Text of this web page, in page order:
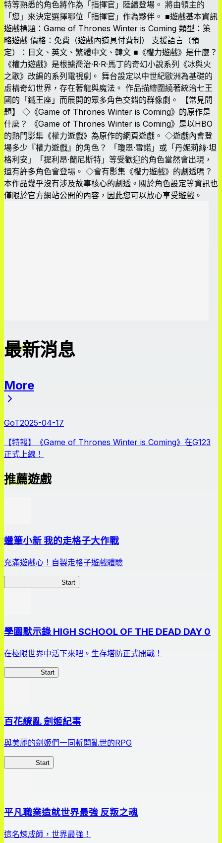
特等熟悉的角色將作為「指揮官」陸續登場。 將由領主的
「您」來決定選擇哪位「指揮官」作為夥伴。 ■遊戲基本資訊
遊戲標題：Game of Thrones Winter is Coming 類型：策
略遊戲 價格：免費（遊戲內道具付費制） 支援語言（預
定）：日文、英文、繁體中文、韓文 ■《權力遊戲》是什麼？
《權力遊戲》是根據喬治·R·R·馬丁的奇幻小說系列《冰與火
之歌》改編的系列電視劇。 舞台設定以中世紀歐洲為基礎的
虛構奇幻世界，存在著龍與魔法。 作品描繪圍繞著統治七王
國的「鐵王座」而展開的眾多角色交錯的群像劇。 【常見問
題】 ◇《Game of Thrones Winter is Coming》的原作是
什麼？ 《Game of Thrones Winter is Coming》是以HBO
的熱門影集《權力遊戲》為原作的網頁遊戲。 ◇遊戲內會登
場多少『權力遊戲』的角色？ 「瓊恩·雪諾」或「丹妮莉絲·坦
格利安」「提利昂·蘭尼斯特」等受歡迎的角色當然會出現，
還有許多角色會登場。 ◇會有影集《權力遊戲》的劇透嗎？
本作品幾乎沒有涉及故事核心的劇透。關於角色設定等資訊也
僅限於官方網站公開的內容，因此您可以放心享受遊戲。
最新消息
More
GoT2025-04-17
【特報】《Game of Thrones Winter is Coming》在G123
正式上線！
推薦遊戲
蠟筆小新 我的走格子大作戰
充滿遊戲心！自製走格子遊戲體驗
Start
學園默示錄 HIGH SCHOOL OF THE DEAD DAY 0
在極限世界中活下來吧。生存塔防正式開戰！
Start
百花繚亂 劍姬紀事
與美麗的劍姬們一同斬開亂世的RPG
Start
平凡職業造就世界最強 反叛之魂
這名煉成師，世界最強！